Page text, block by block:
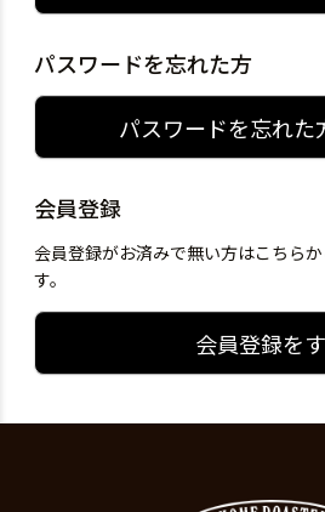
パスワードを忘れた方
パスワードを忘れた
会員登録
会員登録がお済みで無い方はこちら
す。
会員登録を